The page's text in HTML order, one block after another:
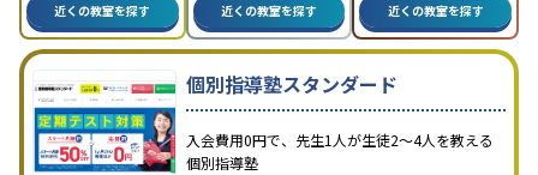
近くの教室を探す 近くの教室を探す 近くの教室を探す
個別指導塾スタンダード
入会費用0円で、先生1人が生徒2〜4人を教える
個別指導塾